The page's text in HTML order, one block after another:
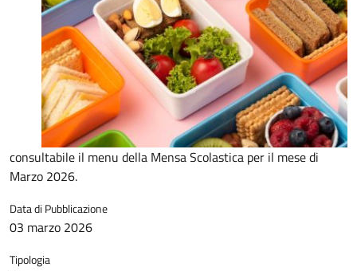
consultabile il menu della Mensa Scolastica per il mese di
Marzo 2026.
Data di Pubblicazione
03 marzo 2026
Tipologia